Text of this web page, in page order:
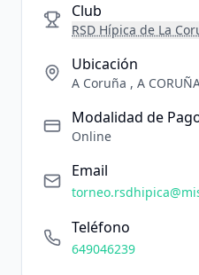
Club
RSD Hípica de La
Ubicación
A Coruña , A
Modalidad de
Online
Email
Teléfono
649046239